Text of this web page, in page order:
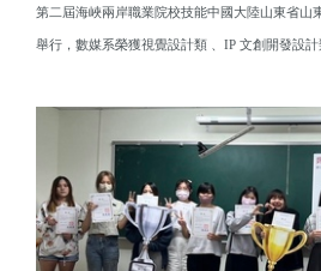
第二屆海峽兩岸職業院校技能中國大陸山東省山
舉行，數媒系榮獲視覺設計類 、IP 文創開發設計